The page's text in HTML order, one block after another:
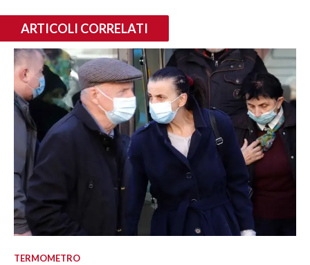
ARTICOLI CORRELATI
TERMOMETRO